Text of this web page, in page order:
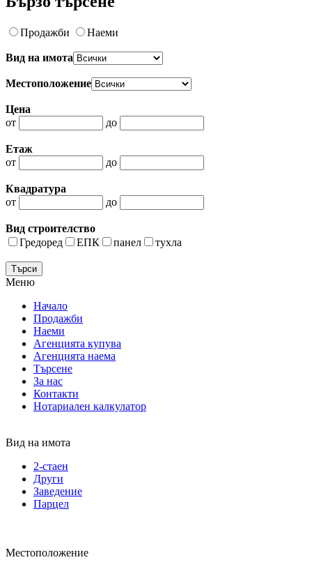
Продажби Наеми
Вид на имота
Местоположение
Цена
от
до
Етаж
от
до
Квадратура
от
до
Вид строителство
Гредоред
ЕПК панел тухла
Меню
Начало
Продажби
Наеми
Агенцията купува
Агенцията наема
Търсене
За нас
Контакти
Нотариален калкулатор
Вид на имота
2-стаен
Други
Заведение
Парцел
Местоположение